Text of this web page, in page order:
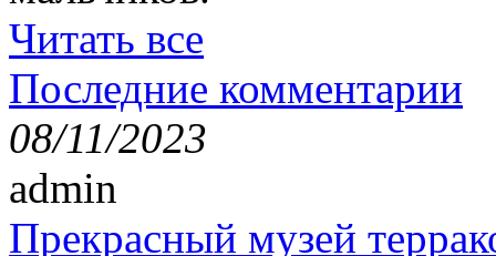
Читать все
Последние комментарии
08/11/2023
admin
Прекрасный музей